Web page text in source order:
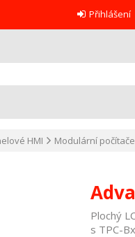
Přihlášení
HMI Modulární
Plochý
s TPC-